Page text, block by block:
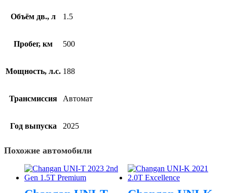
Объём дв., л 1.5
Пробег, км 500
Мощность, л.с. 188
Трансмиссия Автомат
Год выпуска 2025
Похожие автомобили